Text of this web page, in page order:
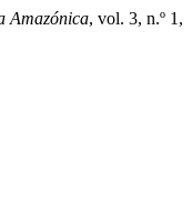
Amazónica, vol. 3, n.º 1,